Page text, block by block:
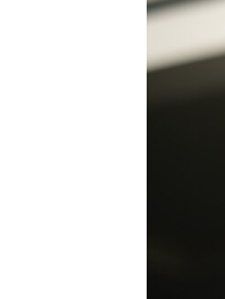
УКРАЇНСЬКА ПРОБЛЕМА КРИМУ